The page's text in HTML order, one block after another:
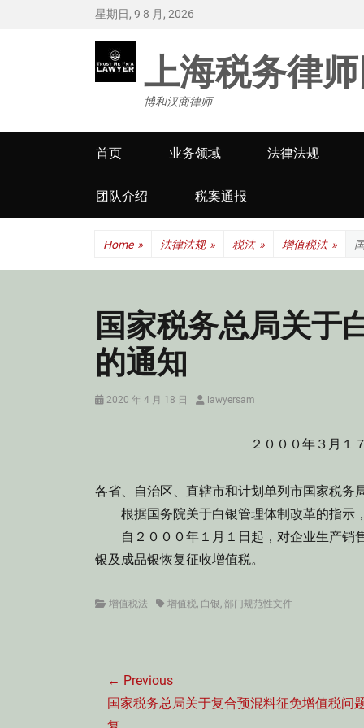
星期日, 9 8 月, 2026
上海税务律
博和汉商律师
Primary
menu
首页 业务领域 法律法规
团队介绍 税案通报
Home » 法律法规 » 税法 » 增值税法 »
国家税务总局关于
的通知
Posted
2020 年 4 月 18 日 Authorlawyersam
２０００年３月
各省、自治区、直辖市和计划单列市国家税务
根据国务院关于白银管理体制改革的指示
自２０００年１月１日起，对企业生产销
银及成品银恢复征收增值税。
Categories
增值税法 Tags增值税, 白银, 部门规范性文件
章
导
← Previous
Previous
国家税务总局关于复合预混料征免增值税问